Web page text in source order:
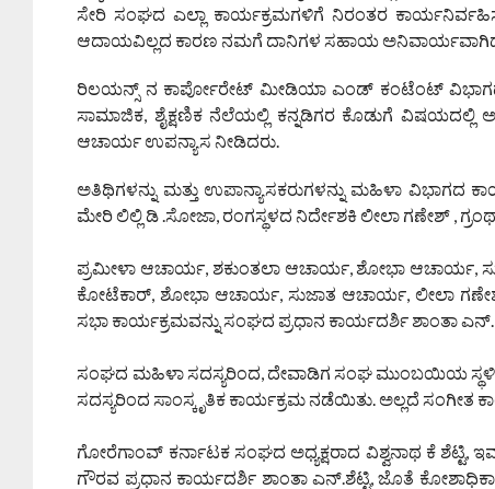
ಸೇರಿ ಸಂಘದ ಎಲ್ಲಾ ಕಾರ್ಯಕ್ರಮಗಳಿಗೆ ನಿರಂತರ
ಆದಾಯವಿಲ್ಲದ ಕಾರಣ ನಮಗೆ ದಾನಿಗಳ ಸಹಾಯ
ರಿಲಯನ್ಸ್ ನ ಕಾರ್ಪೋರೇಟ್ ಮೀಡಿಯಾ ಎಂಡ್ ಕಂಟೆಂಟ್ ವಿಭಾಗದ
ಸಾಮಾಜಿಕ, ಶೈಕ್ಷಣಿಕ ನೆಲೆಯಲ್ಲಿ ಕನ್ನಡಿಗರ ಕೊಡುಗೆ ವಿಷಯದಲ್ಲಿ
ಆಚಾರ್ಯ ಉಪನ್ಯಾಸ ನೀಡಿದರು.
ಅತಿಥಿಗಳನ್ನು ಮತ್ತು ಉಪಾನ್ಯಾಸಕರುಗಳನ್ನು ಮಹಿಳಾ ವಿಭಾಗದ
ಮೇರಿ ಲಿಲ್ಲಿ ಡಿ .ಸೋಜಾ, ರಂಗಸ್ಥಳದ ನಿರ್ದೇಶಕಿ ಲೀಲಾ ಗಣೇಶ್ ,
ಪ್ರಮೀಳಾ ಆಚಾರ್ಯ, ಶಕುಂತಲಾ ಆಚಾರ್ಯ, ಶೋಭಾ ಆಚಾರ್ಯ,
ಕೋಟೆಕಾರ್, ಶೋಭಾ ಆಚಾರ್ಯ, ಸುಜಾತ ಆಚಾರ್ಯ, ಲೀಲಾ ಗಣೇಶ್
ಸಭಾ ಕಾರ್ಯಕ್ರಮವನ್ನು ಸಂಘದ ಪ್ರಧಾನ ಕಾರ್ಯದರ್ಶಿ ಶಾಂತಾ
ಸಂಘದ ಮಹಿಳಾ ಸದಸ್ಯರಿಂದ, ದೇವಾಡಿಗ ಸಂಘ ಮುಂಬಯಿಯ
ಸದಸ್ಯರಿಂದ ಸಾಂಸ್ಕೃತಿಕ ಕಾರ್ಯಕ್ರಮ ನಡೆಯಿತು. ಅಲ್ಲದೆ ಸಂಗೀತ
ಗೋರೆಗಾಂವ್ ಕರ್ನಾಟಕ ಸಂಘದ ಅಧ್ಯಕ್ಷರಾದ ವಿಶ್ವನಾಥ ಕೆ
ಗೌರವ ಪ್ರಧಾನ ಕಾರ್ಯದರ್ಶಿ ಶಾಂತಾ ಎನ್.ಶೆಟ್ಟಿ, ಜೊತೆ